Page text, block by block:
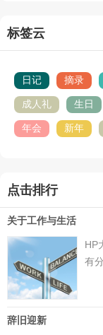
标签云
日记 摘录
成人礼 生日
年会 新年
点击排行
关于工作与生活
HP
有
辞旧迎新